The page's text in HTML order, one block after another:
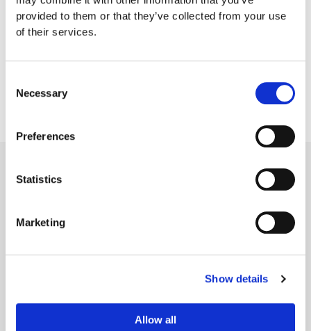
provided to them or that they’ve collected from your use
of their services.
Selection
Necessary
Preferences
Statistics
Marketing
Show details
Allow all
Vi tilbyr skreddersydde løsninger for bedrifter. Ansatt
e-ID kan løse flere av bedriftens digitale behov.
Når du trenger
hjelp med